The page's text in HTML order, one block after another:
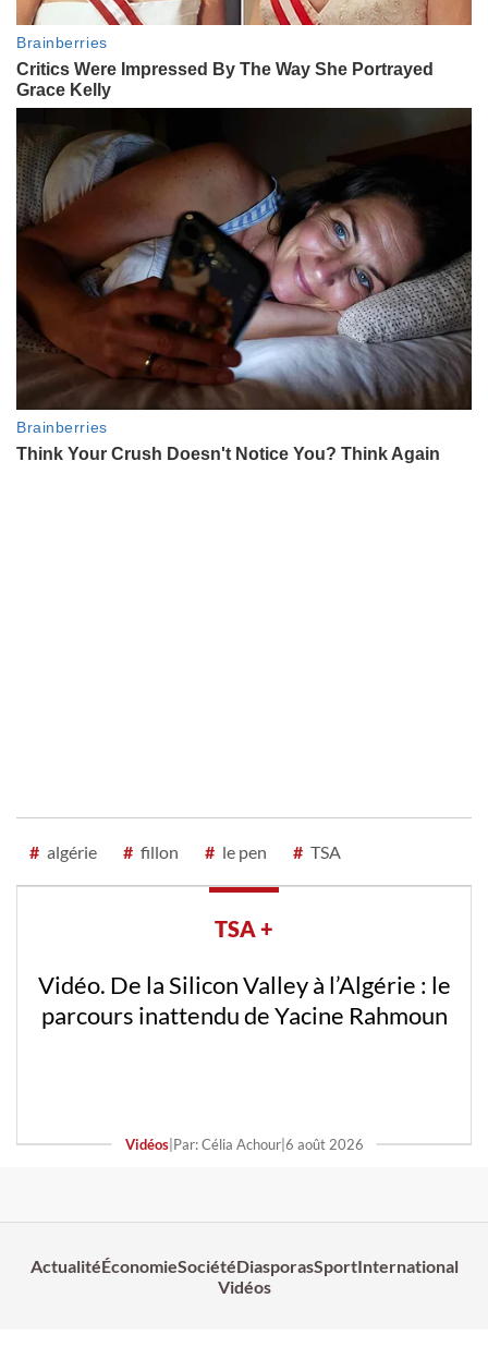
# algérie # fillon # le pen # TSA
TSA +
Vidéo. De la Silicon Valley à l’Algérie : le
parcours inattendu de Yacine Rahmoun
Vidéos| Par: Célia Achour| 6 août 2026
ActualitéÉconomieSociétéDiasporasSportInternational
Vidéos